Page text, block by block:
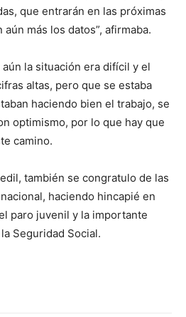
que entrarán en las próximas
más los datos”, afirmaba.
la situación era difícil y el
altas, pero que se estaba
haciendo bien el trabajo, se
optimismo, por lo que hay que
camino.
también se congratulo de las
haciendo hincapié en
paro juvenil y la importante
Seguridad Social.